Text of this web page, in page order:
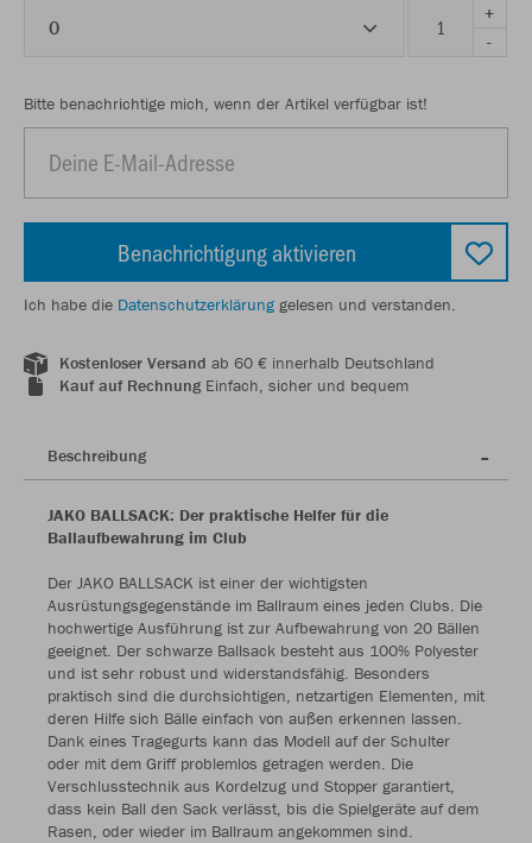
0
+
-
Bitte benachrichtige mich, wenn der Artikel verfügbar ist!
Benachrichtigung aktivieren
Ich habe die Datenschutzerklärung gelesen und verstanden.
Kostenloser Versand ab 60 € innerhalb Deutschland
Kauf auf RechnungEinfach, sicher und bequem
Beschreibung
JAKO BALLSACK: Der praktische Helfer für die
Ballaufbewahrung im Club
Der JAKO BALLSACK ist einer der wichtigsten
Ausrüstungsgegenstände im Ballraum eines jeden Clubs. Die
hochwertige Ausführung ist zur Aufbewahrung von 20 Bällen
geeignet. Der schwarze Ballsack besteht aus 100% Polyester
und ist sehr robust und widerstandsfähig. Besonders
praktisch sind die durchsichtigen, netzartigen Elementen, mit
deren Hilfe sich Bälle einfach von außen erkennen lassen.
Dank eines Tragegurts kann das Modell auf der Schulter
oder mit dem Griff problemlos getragen werden. Die
Verschlusstechnik aus Kordelzug und Stopper garantiert,
dass kein Ball den Sack verlässt, bis die Spielgeräte auf dem
Rasen, oder wieder im Ballraum angekommen sind.